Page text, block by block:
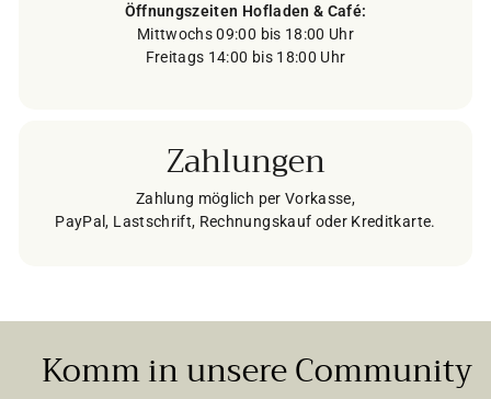
Öffnungszeiten Hofladen & Café:
Mittwochs 09:00 bis 18:00 Uhr
Freitags 14:00 bis 18:00 Uhr
Zahlungen
Zahlung möglich per Vorkasse,
PayPal, Lastschrift, Rechnungskauf oder Kreditkarte.
Komm in unsere Community